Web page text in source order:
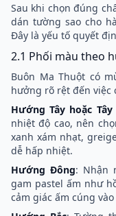
Sau khi chọn đúng
dán tường sao cho
Đây là yếu tố quyết
2.1 Phối màu theo
Buôn Ma Thuột có
hưởng rõ rệt đến việc
Hướng Tây hoặc Tây
nhiệt độ cao, nên
xanh xám nhạt,
dễ hấp nhiệt.
Hướng Đông: Nhận
gam pastel ấm như
cảm giác ấm cúng